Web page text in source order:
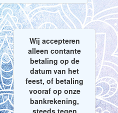
Wij accepteren
alleen contante
betaling op de
datum van het
feest, of betaling
vooraf op onze
bankrekening,